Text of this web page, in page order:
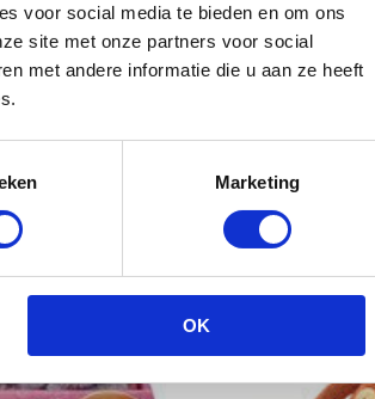
voor social media te bieden en om ons
site met onze partners voor social
met andere informatie die u aan ze heeft
Marketing
OK